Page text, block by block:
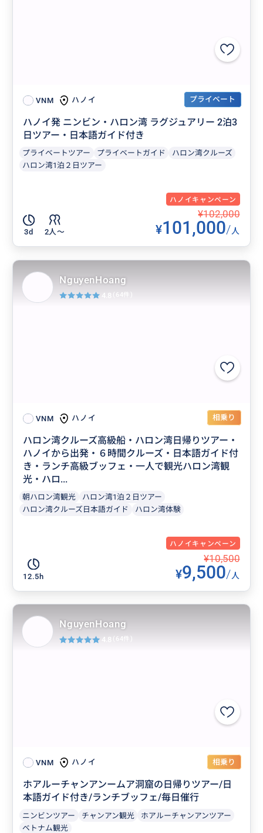
VNM ハノイ プライベート
ハノイ発 ニンビン・ハロン湾 ラグジュアリー 2泊3
日ツアー・日本語ガイド付き
プライベートツアー プライベートガイド
ハロン湾クルーズ
ハロン湾1泊２日ツアー
ハノイキャンペーン
3d 2人〜
¥102,000
¥101,000/人
VNM ハノイ 相乗り
ハロン湾クルーズ高級船・ハロン湾日帰りツアー・
ハノイから出発・６時間クルーズ・日本語ガイド付
き・ランチ高級ブッフェ・一人で観光ハロン湾観
光・ハロ...
朝ハロン湾観光
ハロン湾1泊２日ツアー
ハロン湾クルーズ日本語ガイド
ハロン湾体験
ハノイキャンペーン
12.5h
¥10,500
¥9,500/人
NguyenHoang
4.8 (64件)
VNM ハノイ 相乗り
ホアルーチャンアンームア洞窟の日帰りツアー/日
本語ガイド付き/ランチブッフェ/毎日催行
ニンビンツアー チャンアン観光
ホアルーチャンアンツアー
ベトナム観光
NguyenHoang
4.8 (64件)